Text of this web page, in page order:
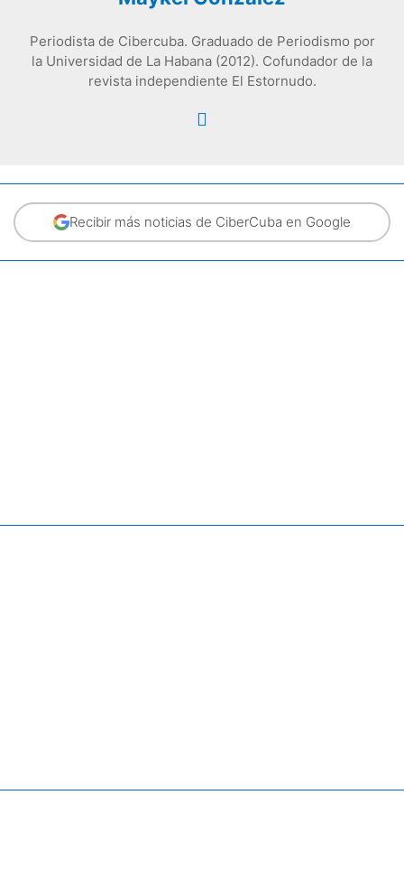
Periodista de Cibercuba. Graduado de Periodismo por
la Universidad de La Habana (2012). Cofundador de la
revista independiente El Estornudo.
Recibir más noticias de CiberCuba en Google